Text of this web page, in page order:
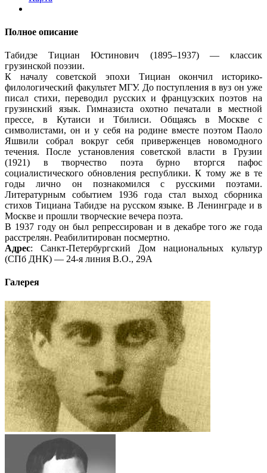
Полное описание
Табидзе Тициан Юстинович (1895–1937) — классик
грузинской поэзии.
К началу советской эпохи Тициан окончил историко-
филологический факультет МГУ. До поступления в вуз он уже
писал стихи, переводил русских и французских поэтов на
грузинский язык. Гимназиста охотно печатали в местной
прессе, в Кутаиси и Тбилиси. Общаясь в Москве с
символистами, он и у себя на родине вместе поэтом Паоло
Яшвили собрал вокруг себя приверженцев новомодного
течения. После установления советской власти в Грузии
(1921) в творчество поэта бурно вторгся пафос
социалистического обновления республики. К тому же в те
годы лично он познакомился с русскими поэтами.
Литературным событием 1936 года стал выход сборника
стихов Тициана Табидзе на русском языке. В Ленинграде и в
Москве и прошли творческие вечера поэта.
В 1937 году он был репрессирован и в декабре того же года
расстрелян. Реабилитирован посмертно.
Адрес: Санкт-Петербургский Дом национальных культур
(СПб ДНК) — 24-я линия В.О., 29А
Галерея